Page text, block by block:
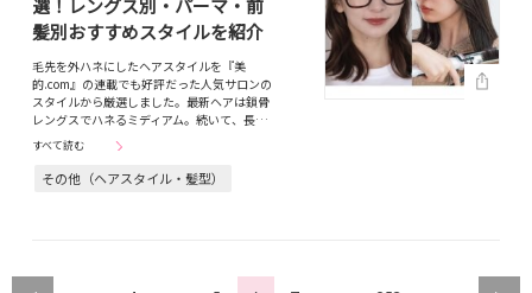
選！レングス別・パーマ・前
髪別おすすめスタイルを紹介
毛先を外ハネにしたヘアスタイルを『美
的.com』の連載でも好評だった人気サロンの
スタイルから厳選しました。最新ヘアは鎖骨
レングスでハネるミディアム。続いて、長…
すべて読む
その他（ヘアスタイル・髪型）